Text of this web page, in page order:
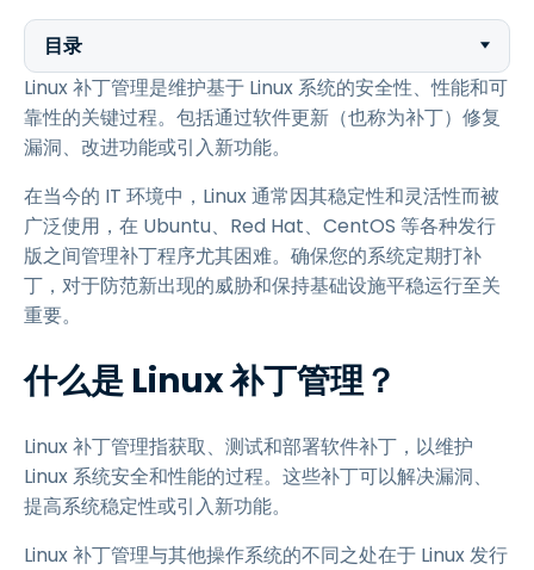
目录
Linux 补丁管理是维护基于 Linux 系统的安全性、性能和可
靠性的关键过程。包括通过软件更新（也称为补丁）修复
漏洞、改进功能或引入新功能。
在当今的 IT 环境中，Linux 通常因其稳定性和灵活性而被
广泛使用，在 Ubuntu、Red Hat、CentOS 等各种发行
版之间管理补丁程序尤其困难。确保您的系统定期打补
丁，对于防范新出现的威胁和保持基础设施平稳运行至关
重要。
什么是 Linux 补丁管理？
Linux 补丁管理指获取、测试和部署软件补丁，以维护
Linux 系统安全和性能的过程。这些补丁可以解决漏洞、
提高系统稳定性或引入新功能。
Linux 补丁管理与其他操作系统的不同之处在于 Linux 发行